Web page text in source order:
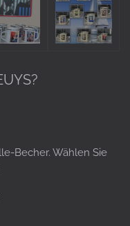
Becher. Wählen Sie